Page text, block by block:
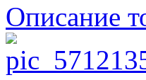
Описание